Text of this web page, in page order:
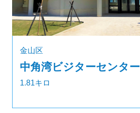
金山区
中角湾ビジターセンター
1.81キロ